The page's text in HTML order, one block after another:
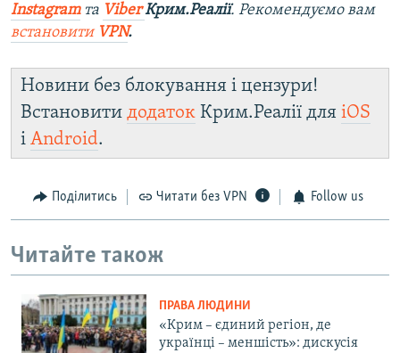
Instagramта ViberКрим.Реалії. Рекомендуємо вам
встановити VPN.
Новини без блокування і цензури!
Встановити додаток Крим.Реалії для iOS
і Android.
Поділитись Читати без VPN Follow us
Читайте також
ПРАВА ЛЮДИНИ
«Крим – єдиний регіон, де
українці – меншість»: дискусія